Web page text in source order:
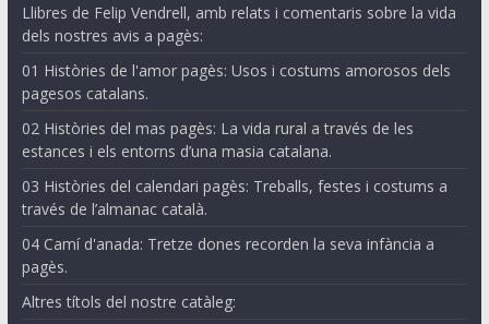
Llibres de Felip Vendrell, amb relats i comentaris sobre la vida
dels nostres avis a pagès:
01 Històries de l'amor pagès: Usos i costums amorosos dels
pagesos catalans.
02 Històries del mas pagès: La vida rural a través de les
estances i els entorns d’una masia catalana.
03 Històries del calendari pagès: Treballs, festes i costums a
través de l’almanac català.
04 Camí d'anada: Tretze dones recorden la seva infància a
pagès.
Altres títols del nostre catàleg: